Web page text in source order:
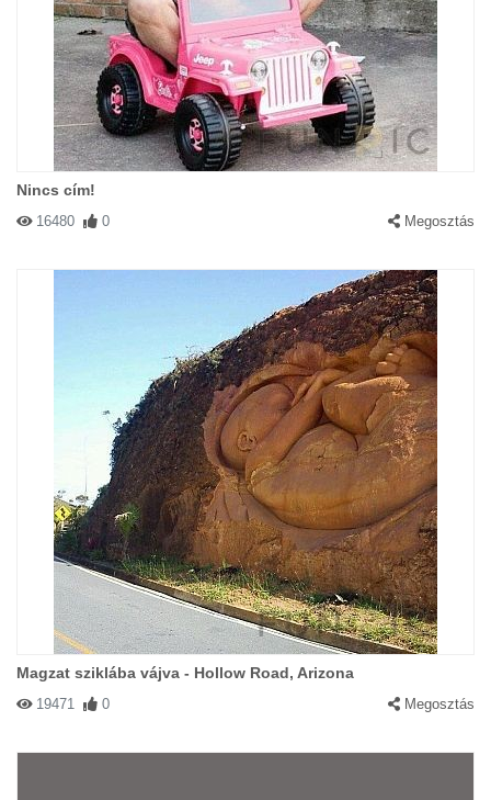
Nincs cím!
16480 0 Megosztás
Magzat sziklába vájva - Hollow Road, Arizona
19471 0 Megosztás